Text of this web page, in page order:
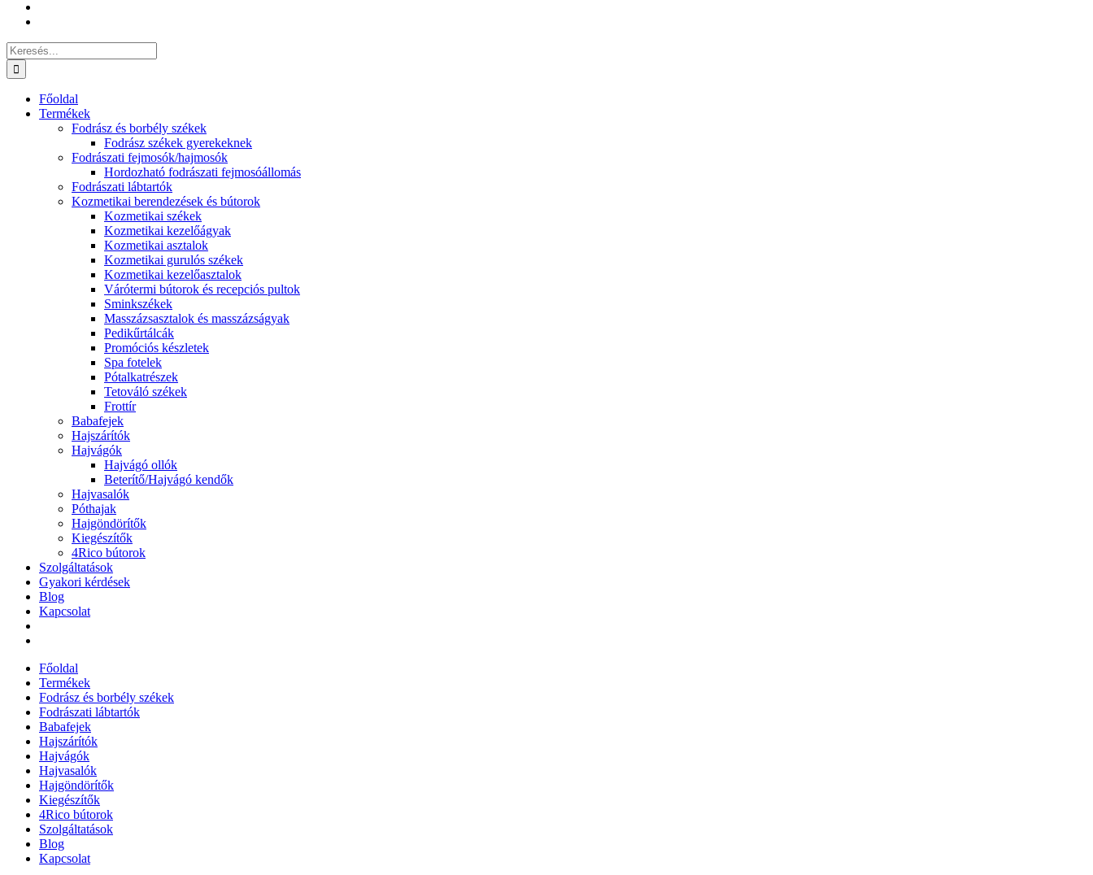
Keresés...
Főoldal
Termékek
Fodrász és borbély székek
Fodrász székek gyerekeknek
Fodrászati fejmosók/hajmosók
Hordozható fodrászati fejmosóállomás
Fodrászati lábtartók
Kozmetikai berendezések és bútorok
Kozmetikai székek
Kozmetikai kezelőágyak
Kozmetikai asztalok
Kozmetikai gurulós székek
Kozmetikai kezelőasztalok
Várótermi bútorok és recepciós pultok
Sminkszékek
Masszázsasztalok és masszázságyak
Pedikűrtálcák
Promóciós készletek
Spa fotelek
Pótalkatrészek
Tetováló székek
Frottír
Babafejek
Hajszárítók
Hajvágók
Hajvágó ollók
Beterítő/Hajvágó kendők
Hajvasalók
Póthajak
Hajgöndörítők
Kiegészítők
4Rico bútorok
Szolgáltatások
Gyakori kérdések
Blog
Kapcsolat
Főoldal
Termékek
Fodrász és borbély székek
Fodrászati lábtartók
Babafejek
Hajszárítók
Hajvágók
Hajvasalók
Hajgöndörítők
Kiegészítők
4Rico bútorok
Szolgáltatások
Blog
Kapcsolat